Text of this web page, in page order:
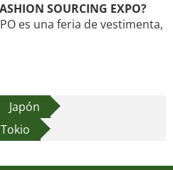
SOURCING EXPO?
es una feria de vestimenta,
Japón
Tokio